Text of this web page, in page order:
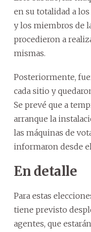
en su totalidad a
y los miembros de
procedieron a
mismas.
Posteriormente,
cada sitio y
Se prevé que a
arranque la
las máquinas de
informaron desde el
En detalle
Para estas
tiene previsto
agentes, que